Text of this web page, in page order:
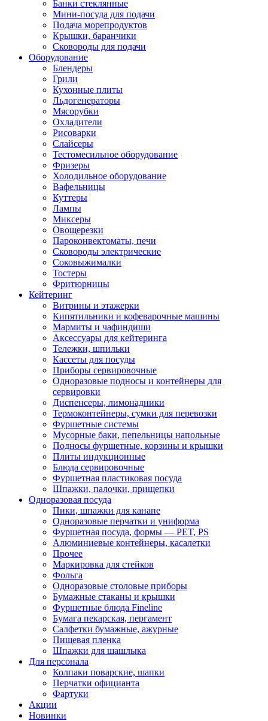
Банки стеклянные
Мини-посуда для подачи
Подача морепродуктов
Крышки, баранчики
Сковороды для подачи
Оборудование
Блендеры
Грили
Кухонные плиты
Льдогенераторы
Мясорубки
Охладители
Рисоварки
Слайсеры
Тестомесильное оборудование
Фризеры
Холодильное оборудование
Вафельницы
Куттеры
Лампы
Миксеры
Овощерезки
Пароконвектоматы, печи
Сковороды электрические
Соковыжималки
Тостеры
Фритюрницы
Кейтеринг
Витрины и этажерки
Кипятильники и кофеварочные машины
Мармиты и чафиндиши
Аксессуары для кейтеринга
Тележки, шпильки
Кассеты для посуды
Приборы сервировочные
Одноразовые подносы и контейнеры для
сервировки
Диспенсеры, лимонадники
Термоконтейнеры, сумки для перевозки
Фуршетные системы
Мусорные баки, пепельницы напольные
Подносы фуршетные, корзины и крышки
Плиты индукционные
Блюда сервировочные
Фуршетная пластиковая посуда
Шпажки, палочки, прищепки
Одноразовая посуда
Пики, шпажки для канапе
Одноразовые перчатки и униформа
Фуршетная посуда, формы — PET, PS
Алюминиевые контейнеры, касалетки
Прочее
Маркировка для стейков
Фольга
Одноразовые столовые приборы
Бумажные стаканы и крышки
Фуршетные блюда Fineline
Бумага пекарская, пергамент
Салфетки бумажные, ажурные
Пищевая пленка
Шпажки для шашлыка
Для персонала
Колпаки поварские, шапки
Перчатки официанта
Фартуки
Акции
Новинки